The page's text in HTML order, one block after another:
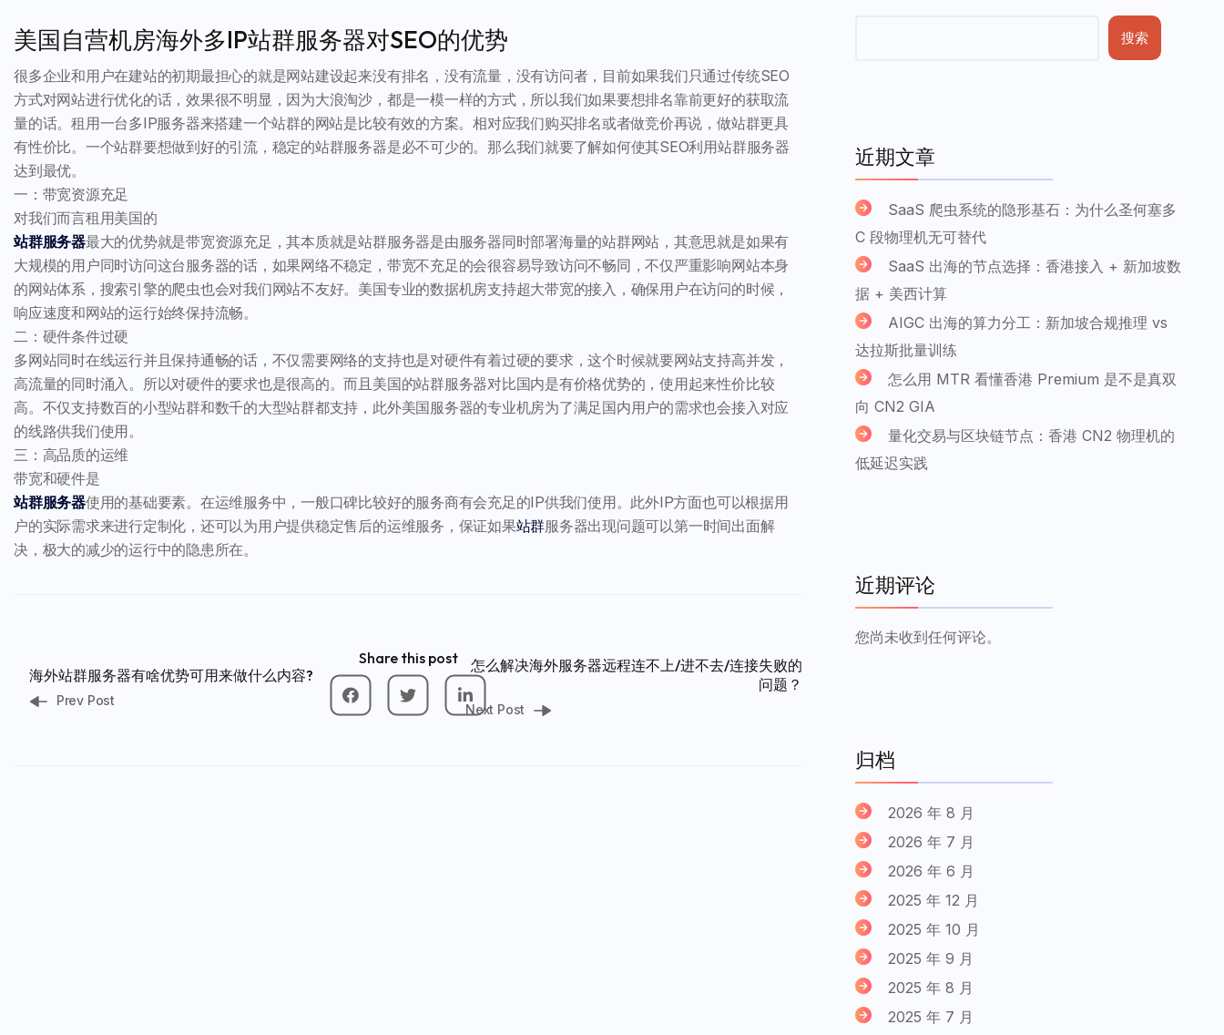
美国自营机房海外多IP站群服务器对SEO的优势
很多企业和用户在建站的初期最担心的就是网站建设起来没有排名，没有流量，没有访问者，目前如果我们只通过传统SEO
方式对网站进行优化的话，效果很不明显，因为大浪淘沙，都是一模一样的方式，所以我们如果要想排名靠前更好的获取流
量的话。租用一台多IP服务器来搭建一个站群的网站是比较有效的方案。相对应我们购买排名或者做竞价再说，做站群更具
有性价比。一个站群要想做到好的引流，稳定的站群服务器是必不可少的。那么我们就要了解如何使其SEO利用站群服务器
达到最优。
一：带宽资源充足
对我们而言租用美国的
站群服务器最大的优势就是带宽资源充足，其本质就是站群服务器是由服务器同时部署海量的站群网站，其意思就是如果有
大规模的用户同时访问这台服务器的话，如果网络不稳定，带宽不充足的会很容易导致访问不畅同，不仅严重影响网站本身
的网站体系，搜索引擎的爬虫也会对我们网站不友好。美国专业的数据机房支持超大带宽的接入，确保用户在访问的时候，
响应速度和网站的运行始终保持流畅。
二：硬件条件过硬
多网站同时在线运行并且保持通畅的话，不仅需要网络的支持也是对硬件有着过硬的要求，这个时候就要网站支持高并发，
高流量的同时涌入。所以对硬件的要求也是很高的。而且美国的站群服务器对比国内是有价格优势的，使用起来性价比较
高。不仅支持数百的小型站群和数千的大型站群都支持，此外美国服务器的专业机房为了满足国内用户的需求也会接入对应
的线路供我们使用。
三：高品质的运维
带宽和硬件是
站群服务器使用的基础要素。在运维服务中，一般口碑比较好的服务商有会充足的IP供我们使用。此外IP方面也可以根据用
户的实际需求来进行定制化，还可以为用户提供稳定售后的运维服务，保证如果站群服务器出现问题可以第一时间出面解
决，极大的减少的运行中的隐患所在。
Share this post
海外站群服务器有啥优势可用来做什么内容?
Prev Post
怎么解决海外服务器远程连不上/进不去/连接失败的
问题？
Next Post
搜索
近期文章
SaaS 爬虫系统的隐形基石：为什么圣何塞多
C 段物理机无可替代
SaaS 出海的节点选择：香港接入 + 新加坡数
据 + 美西计算
AIGC 出海的算力分工：新加坡合规推理 vs
达拉斯批量训练
怎么用 MTR 看懂香港 Premium 是不是真双
向 CN2 GIA
量化交易与区块链节点：香港 CN2 物理机的
低延迟实践
近期评论
您尚未收到任何评论。
归档
2026 年 8 月
2026 年 7 月
2026 年 6 月
2025 年 12 月
2025 年 10 月
2025 年 9 月
2025 年 8 月
2025 年 7 月